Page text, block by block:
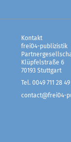
Kontakt
frei04-publizistik
Klüpfelstraße 6
70193 Stuttgart
Tel. 0049 711 28 49
contact@frei04-